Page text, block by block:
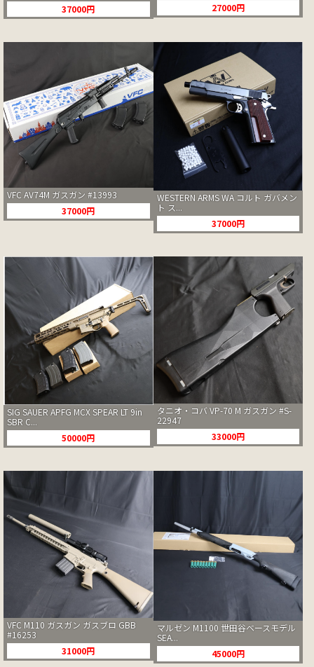
37000円
27000円
VFC AV74M ガスガン #13993
37000円
WESTERN ARMS WA コルト ガバメン
ト ス...
37000円
SIG SAUER APFG MCX SPEAR LT 9in
SBR C...
50000円
タニオ・コバ VP-70 M ガスガン #S-
22947
33000円
VFC M110 ガスガン ガスブロ GBB
#16253
31000円
マルゼン M1100 世田谷ベースモデル
SEA...
45000円